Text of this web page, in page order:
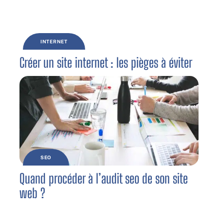
INTERNET
Créer un site internet : les pièges à éviter
SEO
Quand procéder à l’audit seo de son site
web ?